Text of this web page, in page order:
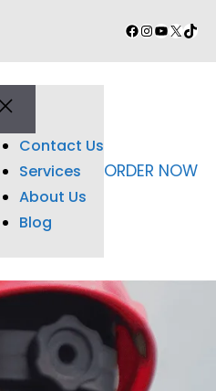
Facebook
Instagram
YouTube
X
Contact Us
Services
About Us
Blog
ORDER NOW